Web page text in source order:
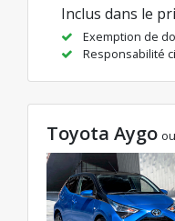
Inclus dans le
Exemption de
Responsabilité
Toyota Aygo